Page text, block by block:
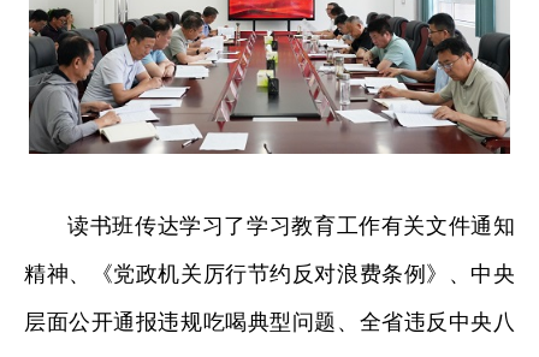
读书班传达学习了学习教育工作有关文件通知
精神、《党政机关厉行节约反对浪费条例》、中央
层面公开通报违规吃喝典型问题、全省违反中央八